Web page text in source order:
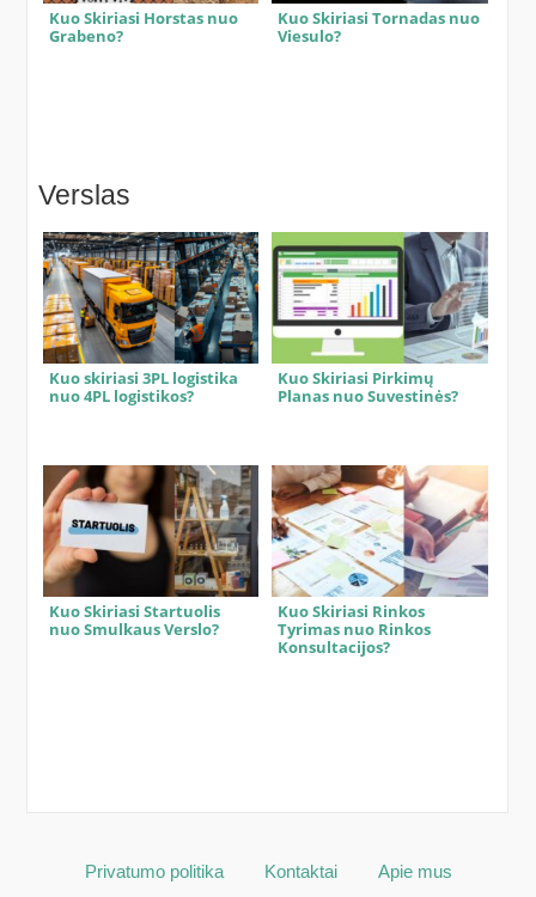
Kuo Skiriasi Horstas nuo
Grabeno?
Kuo Skiriasi Tornadas nuo
Viesulo?
Verslas
Kuo skiriasi 3PL logistika
nuo 4PL logistikos?
Kuo Skiriasi Pirkimų
Planas nuo Suvestinės?
Kuo Skiriasi Startuolis
nuo Smulkaus Verslo?
Kuo Skiriasi Rinkos
Tyrimas nuo Rinkos
Konsultacijos?
Privatumo politika Kontaktai Apie mus